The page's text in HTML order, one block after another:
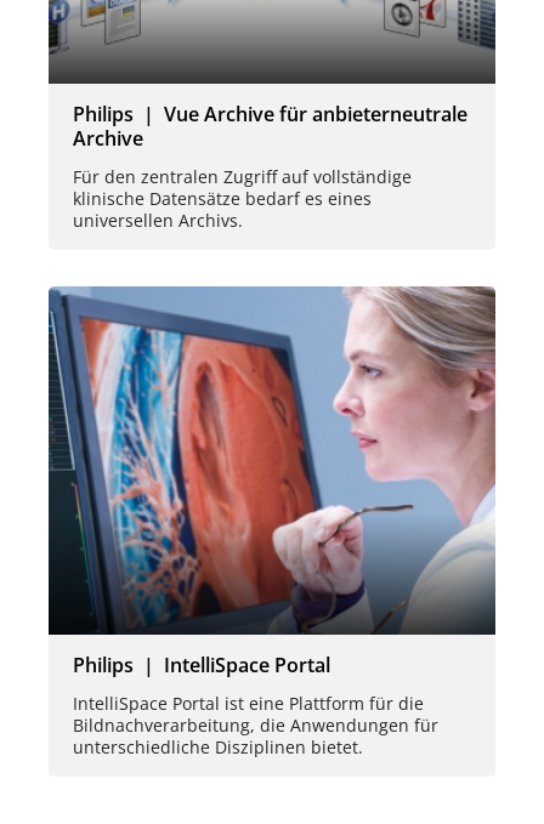
Philips | Vue Archive für anbieterneutrale
Archive
Für den zentralen Zugriff auf vollständige
klinische Datensätze bedarf es eines
universellen Archivs.
Philips | IntelliSpace Portal
IntelliSpace Portal ist eine Plattform für die
Bildnachverarbeitung, die Anwendungen für
unterschiedliche Disziplinen bietet.